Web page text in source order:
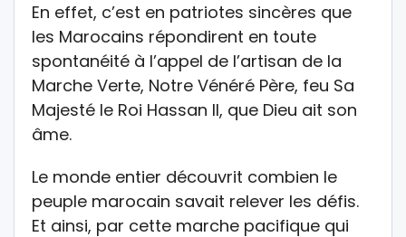
En effet, c’est en patriotes sincères que
les Marocains répondirent en toute
spontanéité à l’appel de l’artisan de la
Marche Verte, Notre Vénéré Père, feu Sa
Majesté le Roi Hassan II, que Dieu ait son
âme.
Le monde entier découvrit combien le
peuple marocain savait relever les défis.
Et ainsi, par cette marche pacifique qui